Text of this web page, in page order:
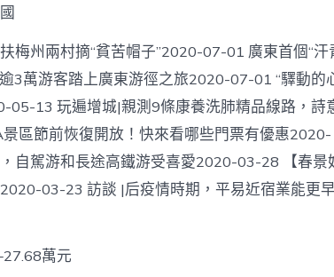
8
月
落
水
警
情
高
發
臺
包
心
梅州兩村摘“貧苦帽子”2020-07-01 廣東首個“汗
3萬游客踏上廣東游徑之旅2020-07-01 “驛動的
05-13 玩遍增城|親測9條康養洗肺精品線路，詩
區節前恢復開放！快來看哪些門票有優惠2020-
自駕游和長途高鐵游受喜愛2020-03-28 【春景
03-23 訪談 |后疫情時期，平易近宿業能更
萬元